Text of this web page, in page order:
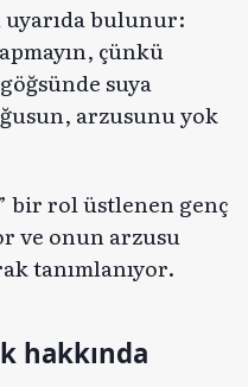
uyarıda bulunur:
çünkü
suya
arzusunu yok
bir rol üstlenen genç
ve onun arzusu
tanımlanıyor.
hakkında